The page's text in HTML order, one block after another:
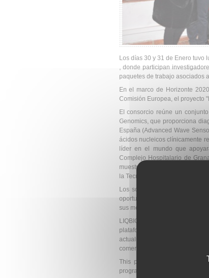
Los días 30 y 31 de Enero tuvo
, donde participan
paquetes de trabajo asociados
En el marco de Horizonte
Comisión Europea, el proyecto
El consorcio reúne un
Genomics, que proporciona
España (Advanced Wave
ácidos nucleicos clínicamente
líder en el mundo que
Complejo Hospitalario de
muestras de biopsia). La
la Tecnología de Hellas
Los socios de LIQBIOPSENS
oportunidad de participar en la
sus mejores resultados en los
LIQBIOPSENS se centrará
plataforma se ampliará
actualmente pobres y
comercialmente viables.
This project has received
programme under grant